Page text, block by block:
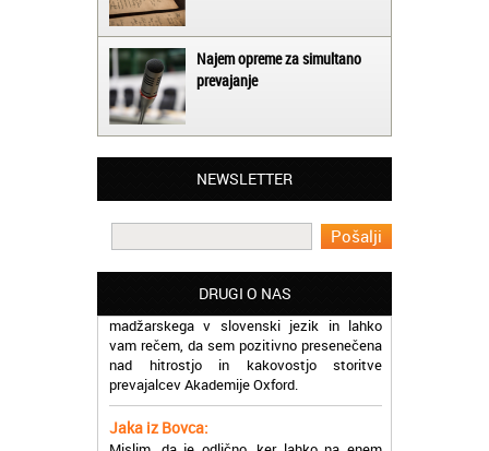
Najem opreme za simultano
prevajanje
NEWSLETTER
DRUGI O NAS
Matjaž iz Ajdovščine:
Lahko pohvalim vse zaposlene v Akademiji
Oxford, ker so resnično profesionalni in
prevajalske storitve opravljajo hitro in
madžarskega v slovenski jezik in lahko
vam rečem, da sem pozitivno presenečena
nad hitrostjo in kakovostjo storitve
prevajalcev Akademije Oxford.
Jaka iz Bovca:
Mislim, da je odlično, ker lahko na enem
mestu najdem prevajalske storitve za